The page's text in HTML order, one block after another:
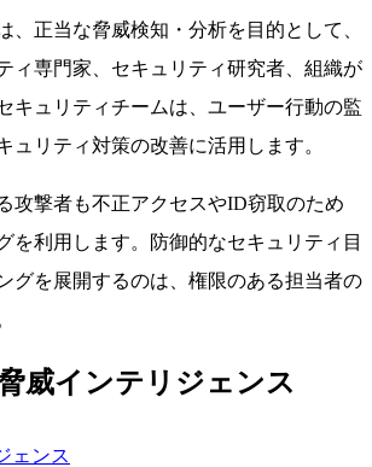
、正当な脅威検知・分析を目的として、
ィ専門家、セキュリティ研究者、組織が
キュリティチームは、ユーザー行動の監
ュリティ対策の改善に活用します。
攻撃者も不正アクセスやID窃取のため
を利用します。防御的なセキュリティ目
グを展開するのは、権限のある担当者の
威インテリジェンス
ェンス